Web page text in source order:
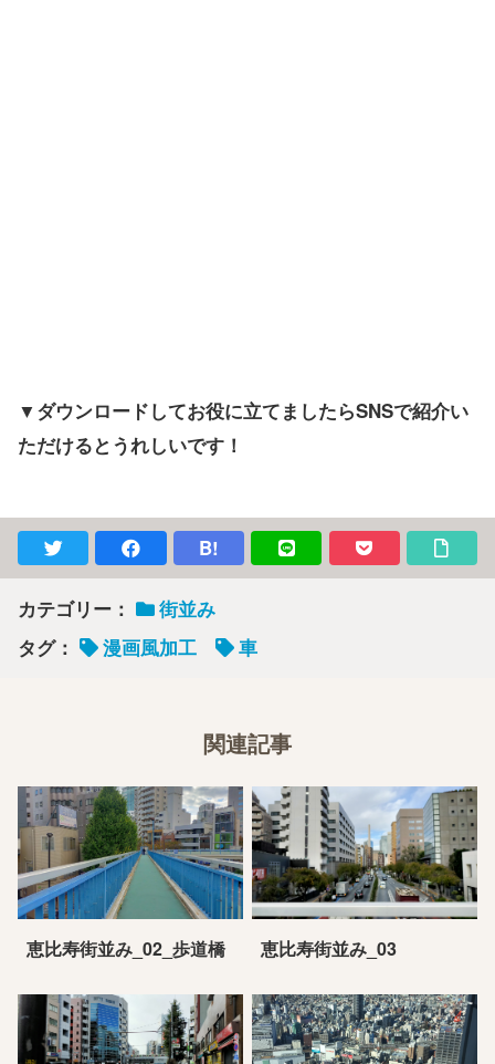
▼ダウンロードしてお役に立てましたらSNSで紹介い
ただけるとうれしいです！
B!
カテゴリー：
街並み
タグ：
漫画風加工 車
関連記事
恵比寿街並み_02_歩道橋 恵比寿街並み_03